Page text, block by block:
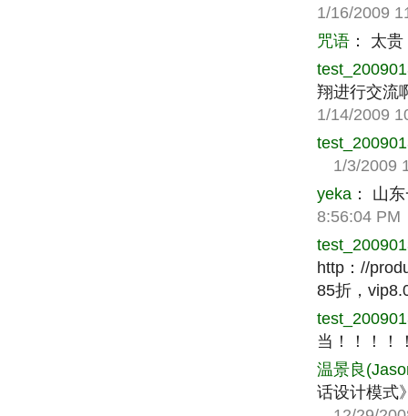
1/16/2009
咒语 ： 太
翔进行交流
1/14/2009
1/3/2009
yeka ： 山
8:56:04 PM
http：//
85折，
当！！！！
温景良
话设计模式